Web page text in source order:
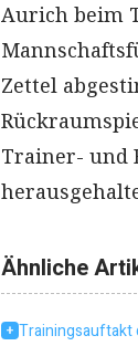
Aurich beim
Zettel
Trainer- und
Ähnliche
Trainingsauftakt